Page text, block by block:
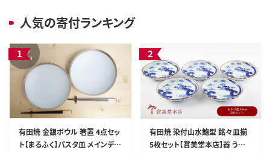
人気の寄付ランキング
有田焼 金銀ボウル 箸置 4点セッ
ト【まるふく】パスタ皿 メインディ
有田焼 染付山水鮑型 銘々皿揃
5枚セット【賞美堂本店】器 うつ